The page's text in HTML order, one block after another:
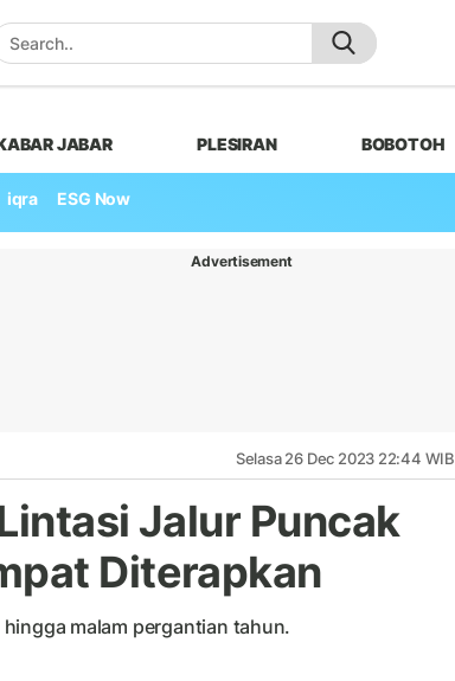
JABAR PLESIRAN BOBOTOH
iqra ESG Now
Advertisement
Selasa 26 Dec 2023 22:44 WIB
Jalur Puncak
Diterapkan
malam pergantian tahun.